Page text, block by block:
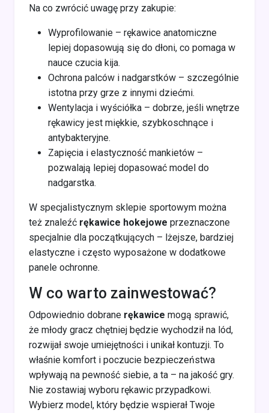
Na co zwrócić uwagę przy zakupie:
Wyprofilowanie – rękawice anatomiczne
lepiej dopasowują się do dłoni, co pomaga w
nauce czucia kija.
Ochrona palców i nadgarstków – szczególnie
istotna przy grze z innymi dziećmi.
Wentylacja i wyściółka – dobrze, jeśli wnętrze
rękawicy jest miękkie, szybkoschnące i
antybakteryjne.
Zapięcia i elastyczność mankietów –
pozwalają lepiej dopasować model do
nadgarstka.
W specjalistycznym sklepie sportowym można
też znaleźć rękawice hokejowe przeznaczone
specjalnie dla początkujących – lżejsze, bardziej
elastyczne i często wyposażone w dodatkowe
panele ochronne.
W co warto zainwestować?
Odpowiednio dobrane rękawice mogą sprawić,
że młody gracz chętniej będzie wychodził na lód,
rozwijał swoje umiejętności i unikał kontuzji. To
właśnie komfort i poczucie bezpieczeństwa
wpływają na pewność siebie, a ta – na jakość gry.
Nie zostawiaj wyboru rękawic przypadkowi.
Wybierz model, który będzie wspierał Twoje